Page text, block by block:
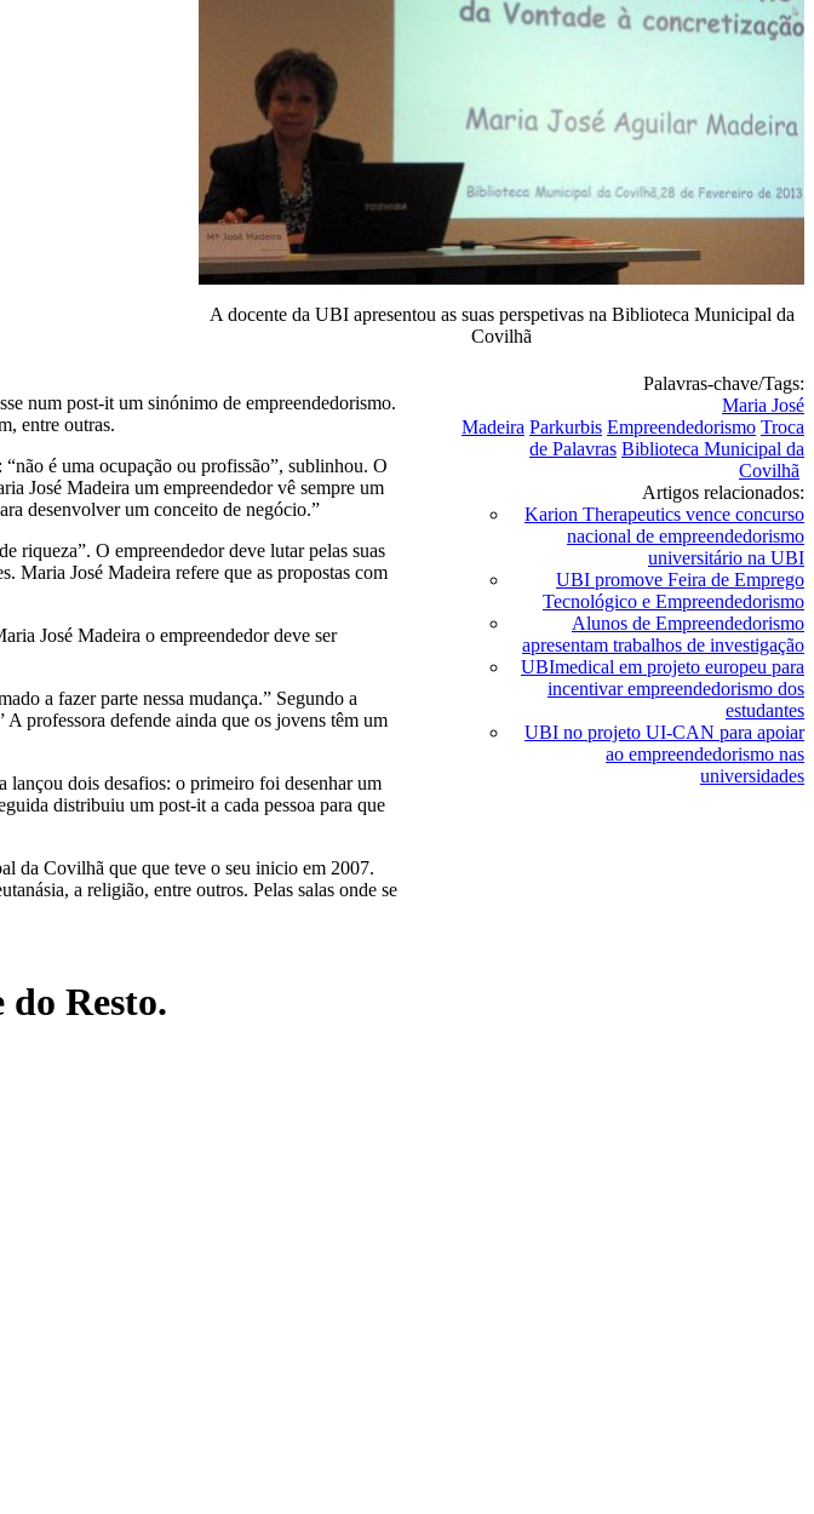
A docente da UBI apresentou as suas perspetivas na Biblioteca Municipal da
Covilhã
num post-it um sinónimo de empreendedorismo.
entre outras.
é uma ocupação ou profissão”, sublinhou. O
José Madeira um empreendedor vê sempre um
desenvolver um conceito de negócio.”
riqueza”. O empreendedor deve lutar pelas suas
Maria José Madeira refere que as propostas com
José Madeira o empreendedor deve ser
a fazer parte nessa mudança.” Segundo a
A professora defende ainda que os jovens têm um
lançou dois desafios: o primeiro foi desenhar um
distribuiu um post-it a cada pessoa para que
da Covilhã que que teve o seu inicio em 2007.
a religião, entre outros. Pelas salas onde se
Palavras-chave/Tags:
Maria José
Madeira Parkurbis Empreendedorismo Troca
de Palavras Biblioteca Municipal da
Covilhã
Artigos relacionados:
Karion Therapeutics vence concurso
nacional de empreendedorismo
universitário na UBI
UBI promove Feira de Emprego
Tecnológico e Empreendedorismo
Alunos de Empreendedorismo
apresentam trabalhos de investigação
UBImedical em projeto europeu para
incentivar empreendedorismo dos
estudantes
UBI no projeto UI-CAN para apoiar
ao empreendedorismo nas
universidades
do Resto.